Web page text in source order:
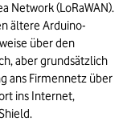
Network (LoRaWAN).
ältere Arduino-
über den
aber grundsätzlich
ans Firmennetz über
ins Internet,